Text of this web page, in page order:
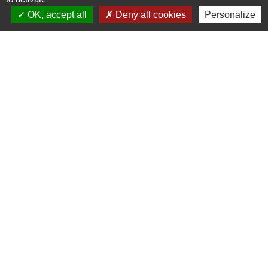
+33 5 46 90 42 80
OK, accept all
Deny all cookies Personalize